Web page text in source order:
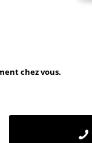
chez vous.